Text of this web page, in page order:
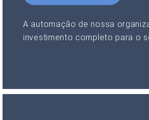
A automação de nossa
investimento completo para o